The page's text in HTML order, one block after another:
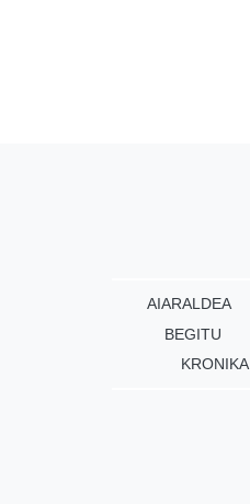
AIARALDEA
BEGITU
KRONIKA